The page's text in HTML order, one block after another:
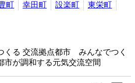
町 幸田町 設楽町
東栄町
くる 交流拠点都市 みんなでつく
市が調和する元気交流空間